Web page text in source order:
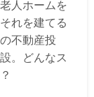
人ホームを
れを建てる
不動産投
。どんなス